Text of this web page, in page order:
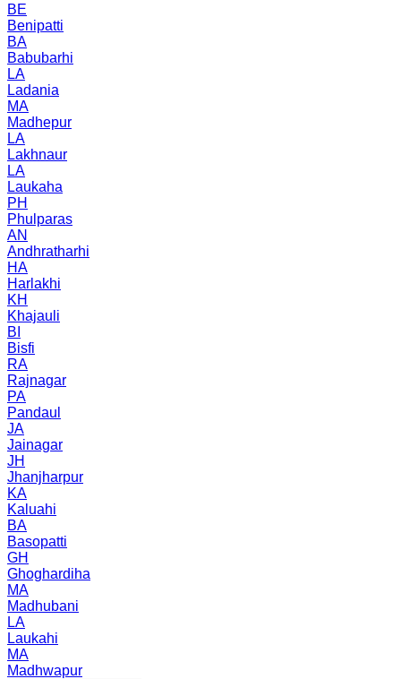
BE
Benipatti
BA
Babubarhi
LA
Ladania
MA
Madhepur
LA
Lakhnaur
LA
Laukaha
PH
Phulparas
AN
Andhratharhi
HA
Harlakhi
KH
Khajauli
BI
Bisfi
RA
Rajnagar
PA
Pandaul
JA
Jainagar
JH
Jhanjharpur
KA
Kaluahi
BA
Basopatti
GH
Ghoghardiha
MA
Madhubani
LA
Laukahi
MA
Madhwapur